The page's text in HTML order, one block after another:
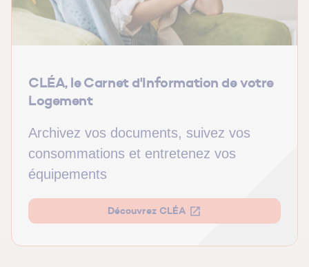
CLÉA, le Carnet d'Information de votre
Logement
Archivez vos documents, suivez vos
consommations et entretenez vos
équipements
Découvrez CLÉA